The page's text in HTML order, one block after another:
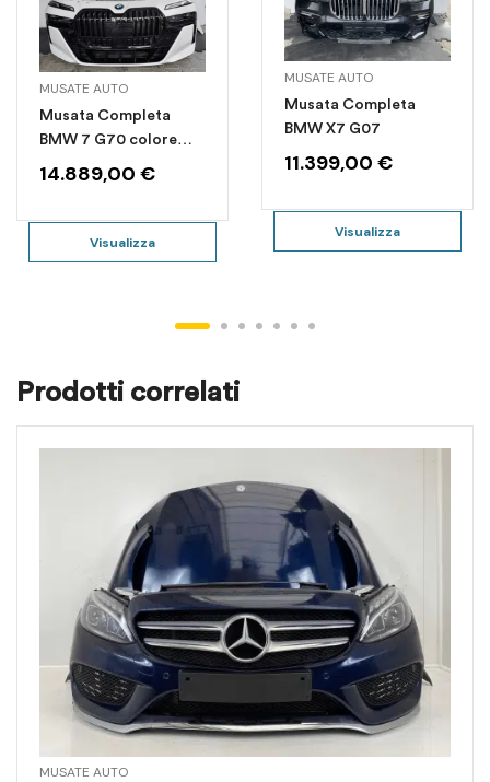
MUSATE AUTO
Musata Completa
BMW 7 G70 colore
14.889,00 €
Visualizza
MUSATE AUTO
Musata Completa
BMW X7 G07
11.399,00 €
Visualizza
Prodotti correlati
MUSATE AUTO